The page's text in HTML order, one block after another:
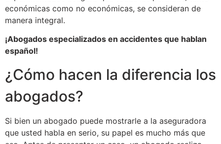
económicas como no económicas, se consideran de
manera integral.
¡Abogados especializados en accidentes que hablan
español!
¿Cómo hacen la diferencia los
abogados?
Si bien un abogado puede mostrarle a la aseguradora
que usted habla en serio, su papel es mucho más que